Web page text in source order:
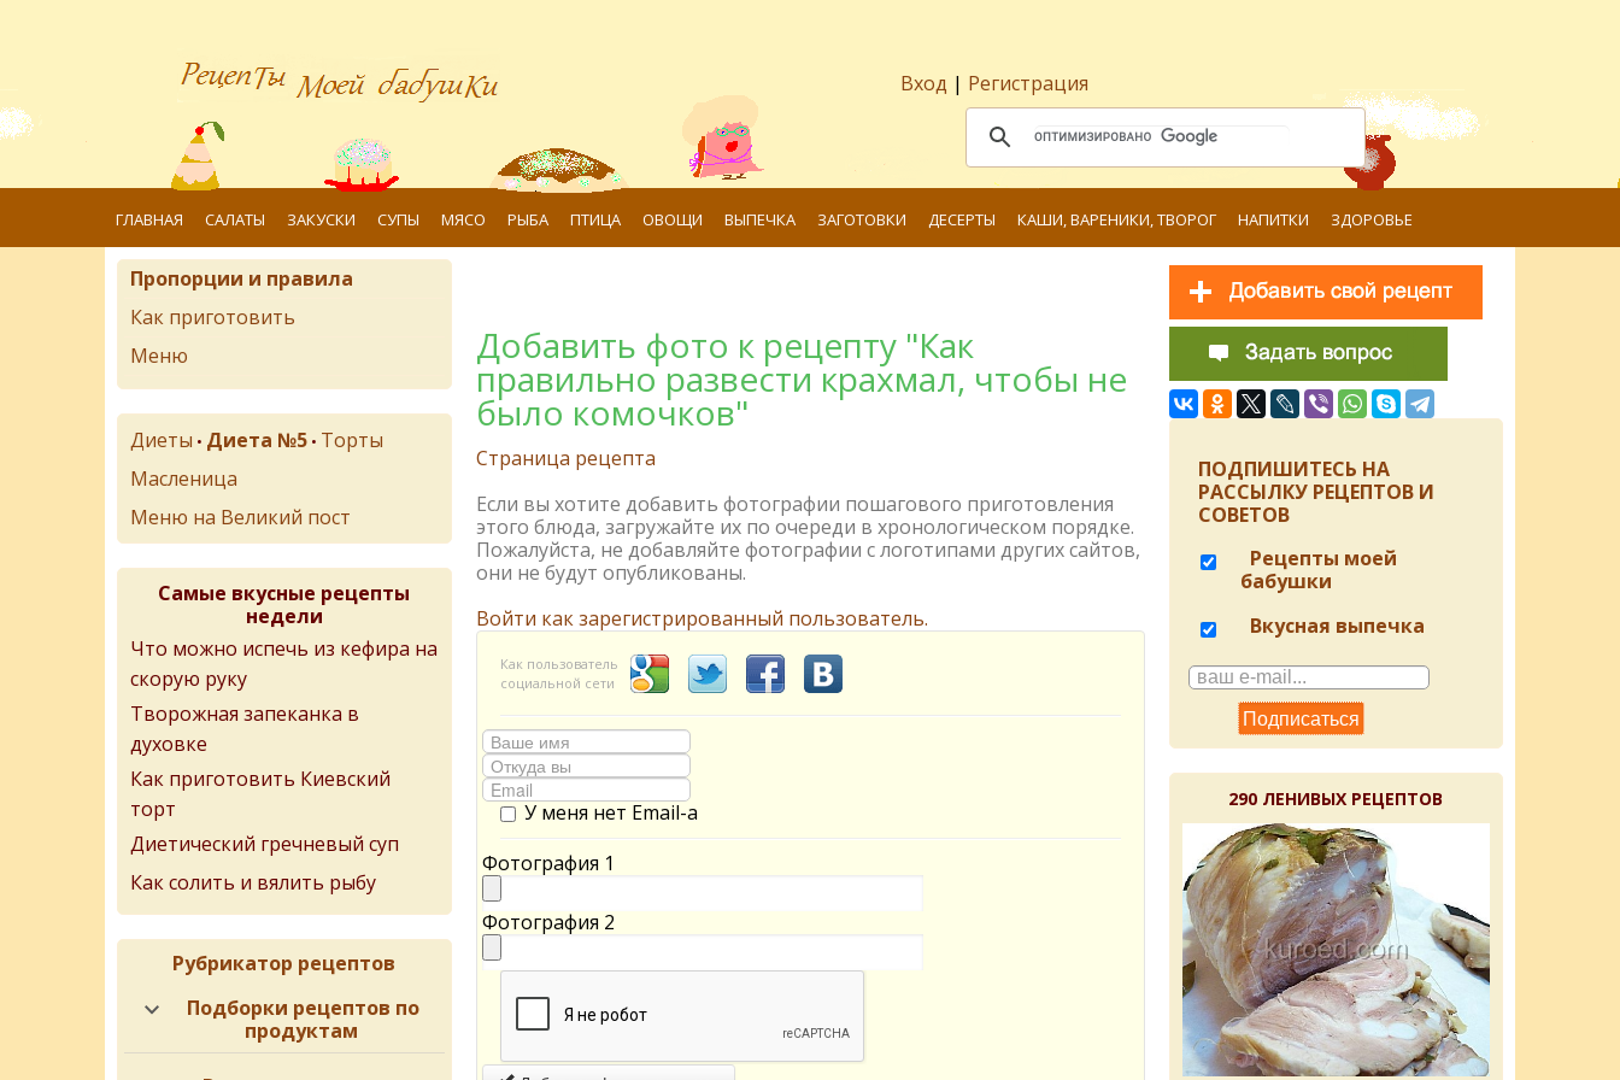
Вход | Регистрация
ГЛАВНАЯ САЛАТЫ ЗАКУСКИ СУПЫ МЯСО РЫБА ПТИЦА ОВОЩИ ВЫПЕЧКА ЗАГОТОВКИ ДЕСЕРТЫ КАШИ, ВАРЕНИКИ, ТВОРОГ НАПИТКИ ЗДОРОВЬЕ
Добавить фото к рецепту "Как
правильно развести крахмал, чтобы не
было комочков"
Страница рецепта
Если вы хотите добавить фотографии пошагового приготовления
этого блюда, загружайте их по очереди в хронологическом порядке.
Пожалуйста, не добавляйте фотографии с логотипами других сайтов,
они не будут опубликованы.
Войти как зарегистрированный пользователь.
Как пользователь
социальной сети
У меня нет Email-а
Фотография 1
Фотография 2
Пропорции и правила
Как приготовить
Меню
Диеты • Диета №5 • Торты
Масленица
Меню на Великий пост
Самые вкусные рецепты
недели
Что можно испечь из кефира на
скорую руку
Творожная запеканка в
духовке
Как приготовить Киевский
торт
Диетический гречневый суп
Как солить и вялить рыбу
Рубрикатор рецептов
Подборки рецептов по
продуктам
ПОДПИШИТЕСЬ НА
РАССЫЛКУ РЕЦЕПТОВ И
СОВЕТОВ
Рецепты моей
бабушки
Вкусная выпечка
290 ЛЕНИВЫХ РЕЦЕПТОВ